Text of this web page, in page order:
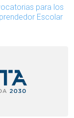
para los
Escolar